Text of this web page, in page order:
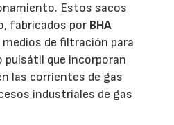
Estos sacos
fabricados por BHA
de filtración para
que incorporan
las corrientes de gas
industriales de gas